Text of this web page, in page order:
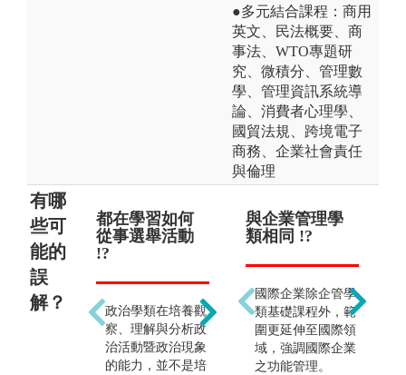
●多元結合課程：商用
英文、民法概要、商
事法、WTO專題研
究、微積分、管理數
學、管理資訊系統導
論、消費者心理學、
國貿法規、跨境電子
商務、企業社會責任
與倫理
有哪
些可
能的
誤
解？
都在學習如何
從事選舉活動
!?
政治學類在培養觀
察、理解與分析政
治活動暨政治現象
的能力，並不是培
畢業後只能從
政 !?
事實上從政只是一
小部分的畢業生選
擇之路。本學類畢
業生因為具有管
理、分析與企劃能
與企業管理學
類相同 !?
國際企業除企管學
類基礎課程外，範
圍更延伸至國際領
域，強調國際企業
之功能管理。